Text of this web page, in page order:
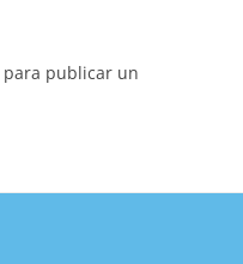
para publicar un